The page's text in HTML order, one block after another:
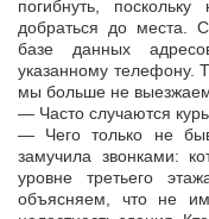
погибнуть,
добраться до места.
базе данных
указанному телефону.
мы больше не
— Часто случаются
— Чего только не
замучила звонками:
уровне третьего
объясняем, что не